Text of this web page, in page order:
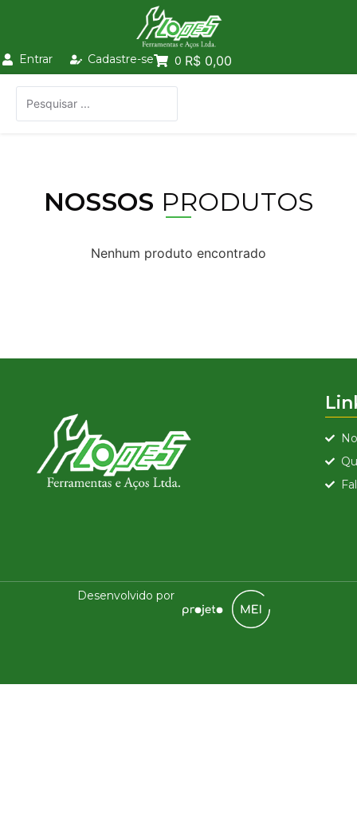
Entrar Cadastre-se 0 R$ 0,00
NOSSOS PRODUTOS
Nenhum produto encontrado
Desenvolvido por